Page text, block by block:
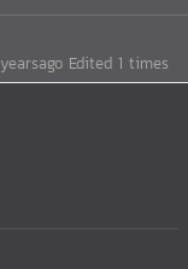
Edited 1 times